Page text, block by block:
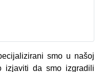
smo u našoj
izjaviti da smo izgradili